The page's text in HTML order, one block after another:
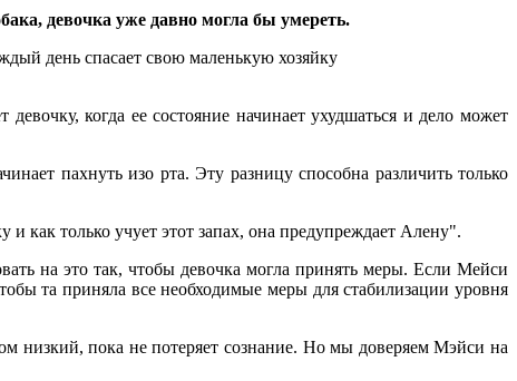
девочка уже давно могла бы умереть.
когда ее состояние начинает ухудшаться и дело может
пахнуть изо рта. Эту разницу способна различить только
как только учует этот запах, она предупреждает Алену".
на это так, чтобы девочка могла принять меры. Если Мейси
та приняла все необходимые меры для стабилизации уровня
низкий, пока не потеряет сознание. Но мы доверяем Мэйси на